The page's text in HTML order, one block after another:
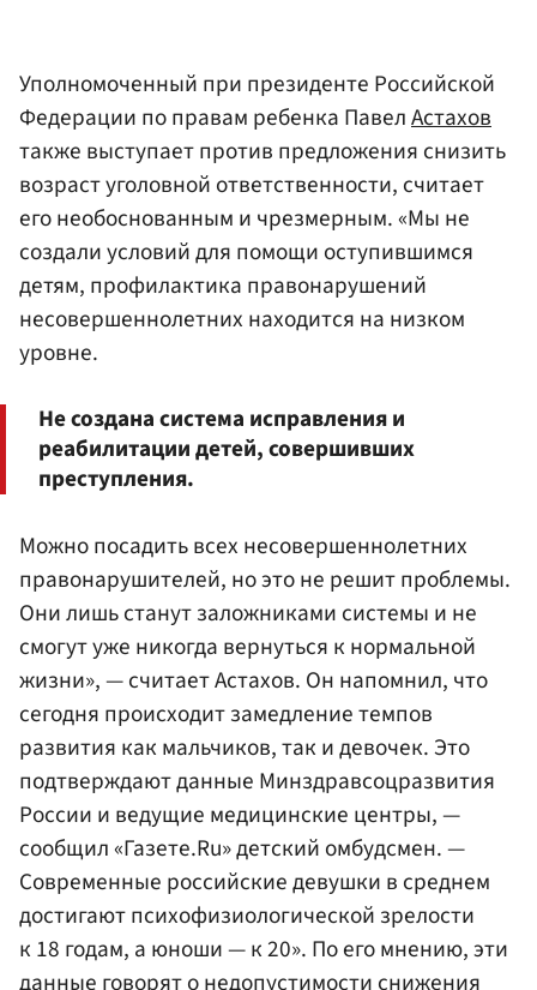
Уполномоченный при президенте Российской
Федерации по правам ребенка ПавелАстахов
также выступает против предложения снизить
возраст уголовной ответственности, считает
его необоснованным и чрезмерным. «Мы не
создали условий для помощи оступившимся
детям, профилактика правонарушений
несовершеннолетних находится на низком
уровне.
Не создана система исправления и
реабилитации детей, совершивших
преступления.
Можно посадить всех несовершеннолетних
правонарушителей, но это не решит проблемы.
Они лишь станут заложниками системы и не
смогут уже никогда вернуться к нормальной
жизни», — считает Астахов. Он напомнил, что
сегодня происходит замедление темпов
развития как мальчиков, так и девочек. Это
подтверждают данные Минздравсоцразвития
России и ведущие медицинские центры, —
сообщил «Газете.Ru» детский омбудсмен. —
Современные российские девушки в среднем
достигают психофизиологической зрелости
к 18 годам, а юноши — к 20». По его мнению, эти
данные говорят о недопустимости снижения